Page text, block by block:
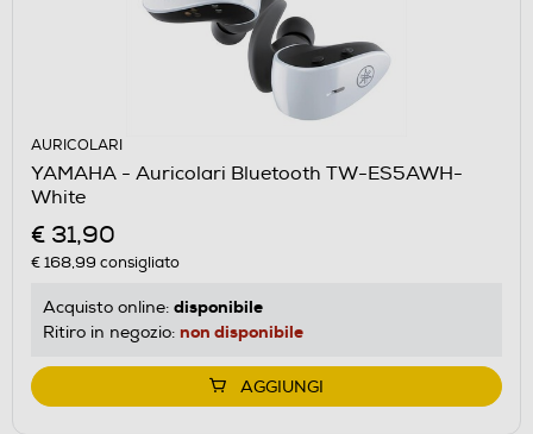
AURICOLARI
YAMAHA - Auricolari Bluetooth TW-ES5AWH-
White
€ 31,90
€ 168,99 consigliato
Acquisto online: disponibile
Ritiro in negozio: non disponibile
AGGIUNGI